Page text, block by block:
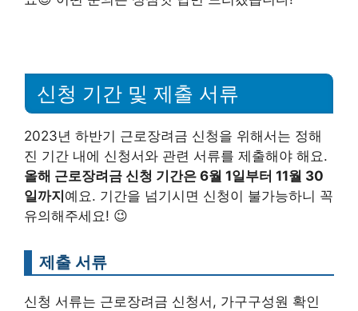
신청 기간 및 제출 서류
2023년 하반기 근로장려금 신청을 위해서는 정해
진 기간 내에 신청서와 관련 서류를 제출해야 해요.
올해 근로장려금 신청 기간은 6월 1일부터 11월 30
일까지 예요. 기간을 넘기시면 신청이 불가능하니 꼭
유의해주세요! 😉
제출 서류
신청 서류는 근로장려금 신청서, 가구구성원 확인